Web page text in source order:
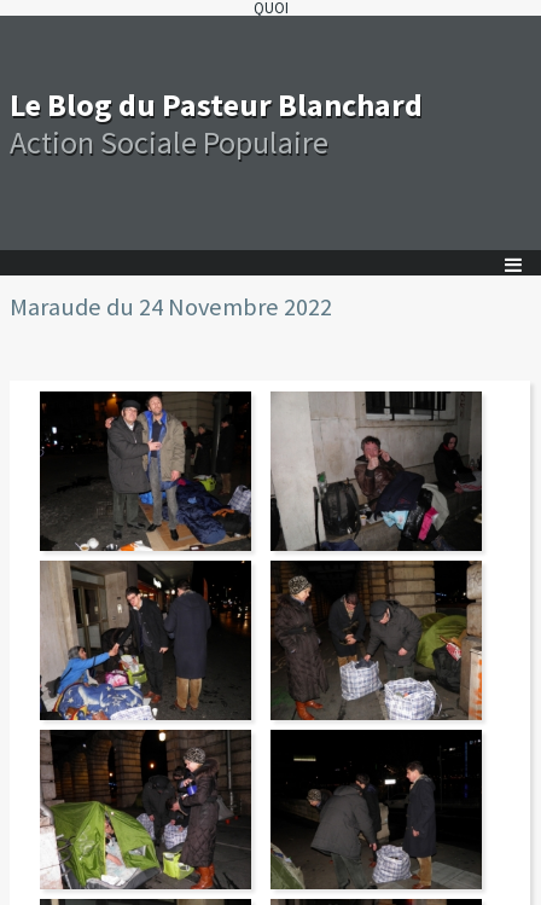
QUOI
Le Blog du Pasteur Blanchard
Action Sociale Populaire
Maraude du 24 Novembre 2022